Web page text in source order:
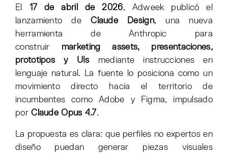
El 17 de abril de 2026, Adweek publicó el
lanzamiento deClaude Design, una nueva
herramienta de Anthropic para
construir marketing assets, presentaciones,
prototipos y UIs mediante instrucciones en
lenguaje natural. La fuente lo posiciona como un
movimiento directo hacia el territorio de
incumbentes como Adobe y Figma, impulsado
porClaude Opus 4.7.
La propuesta es clara: que perfiles no expertos en
diseño puedan generar piezas visuales